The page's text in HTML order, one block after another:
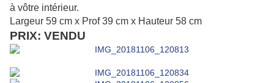
à vôtre intérieur.
Largeur 59 cm x Prof 39 cm x Hauteur 58 cm
PRIX: VENDU